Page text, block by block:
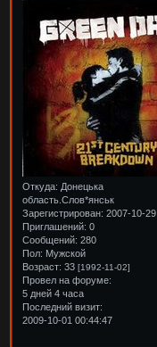
Откуда: Донецька
область.Слов*янськ
Зарегистрирован: 2007-10-29
Приглашений: 0
Сообщений: 280
Пол: Мужской
Возраст: 33[1992-11-02]
Провел на форуме:
5 дней 4 часа
Последний визит:
2009-10-01 00:44:47